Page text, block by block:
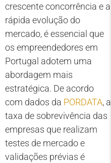
crescente concorrência e a
rápida evolução do
mercado, é essencial que
os empreendedores em
Portugal adotem uma
abordagem mais
estratégica. De acordo
com dados da PORDATA, a
taxa de sobrevivência das
empresas que realizam
testes de mercado e
validações prévias é